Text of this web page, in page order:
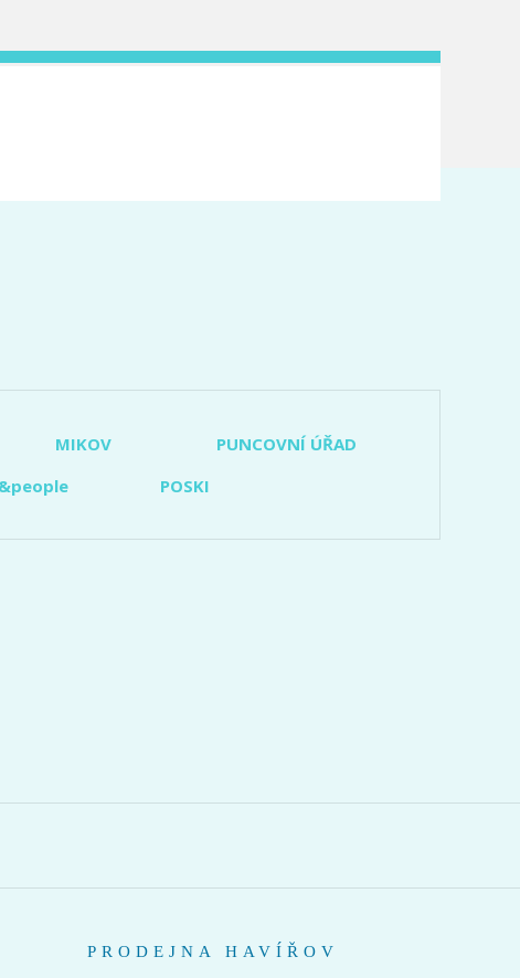
MIKOV
PUNCOVNÍ ÚŘAD
POSKI
PRODEJNA HAVÍŘOV